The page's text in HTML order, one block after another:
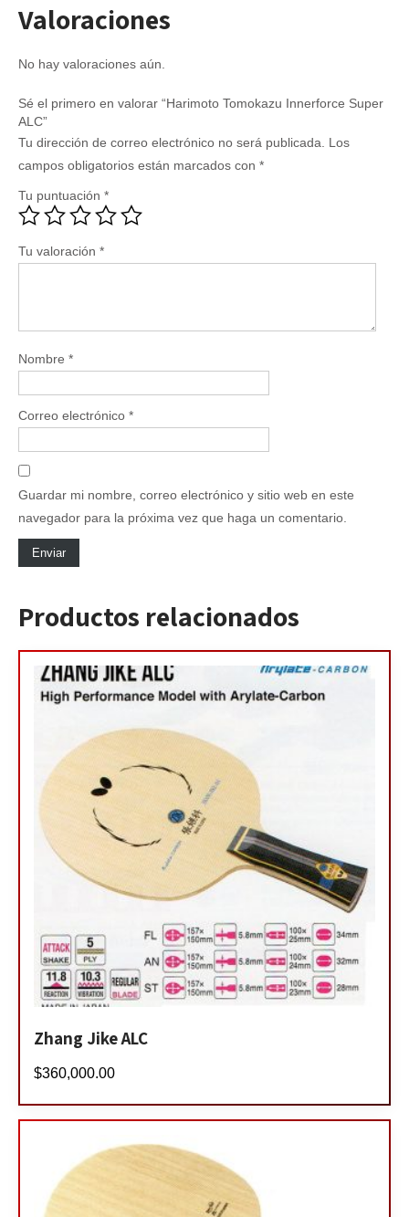
Valoraciones
No hay valoraciones aún.
Sé el primero en valorar “Harimoto Tomokazu Innerforce Super
ALC”
Tu dirección de correo electrónico no será publicada.
Los
campos obligatorios están marcados con *
Tu puntuación *
Tu valoración *
Nombre *
Correo electrónico *
Guardar mi nombre, correo electrónico y sitio web en este
navegador para la próxima vez que haga un comentario.
Productos relacionados
Zhang Jike ALC
$360,000.00